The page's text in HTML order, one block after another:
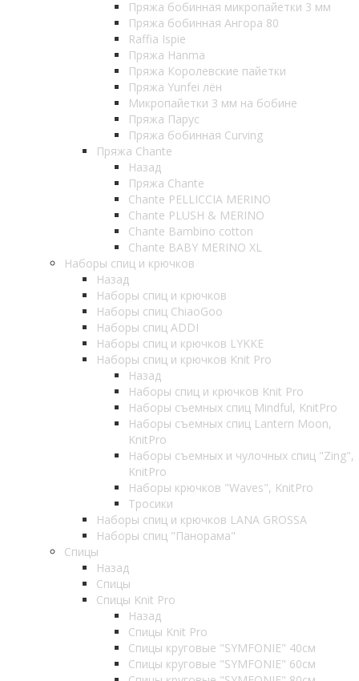
Пряжа бобинная микропайетки 3 мм
Пряжа бобинная Ангора 80
Raffia Ispie
Пряжа Hanma
Пряжа Королевские пайетки
Пряжа Yunfei лён
Микропайетки 3 мм на бобине
Пряжа Парус
Пряжа бобинная Curving
Пряжа Chante
Назад
Пряжа Chante
Chante PELLICCIA MERINO
Chante PLUSH & MERINO
Chante Bambino cotton
Chante BABY MERINO XL
Наборы спиц и крючков
Назад
Наборы спиц и крючков
Наборы спиц ChiaoGoo
Наборы спиц ADDI
Наборы спиц и крючков LYKKE
Наборы спиц и крючков Knit Pro
Назад
Наборы спиц и крючков Knit Pro
Наборы съемных спиц Mindful, KnitPro
Наборы съемных спиц Lantern Moon,
KnitPro
Наборы съемных и чулочных спиц "Zing",
KnitPro
Наборы крючков "Waves", KnitPro
Тросики
Наборы спиц и крючков LANA GROSSA
Наборы спиц "Панорама"
Спицы
Назад
Спицы
Спицы Knit Pro
Назад
Спицы Knit Pro
Спицы круговые "SYMFONIE" 40см
Спицы круговые "SYMFONIE" 60см